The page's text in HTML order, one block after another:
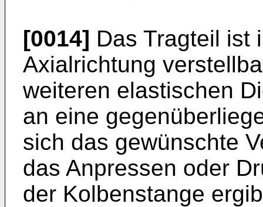
[0014] Das Tragteil ist
Axialrichtung
weiteren elastischen
an eine
sich das gewünschte
das Anpressen oder
der Kolbenstange